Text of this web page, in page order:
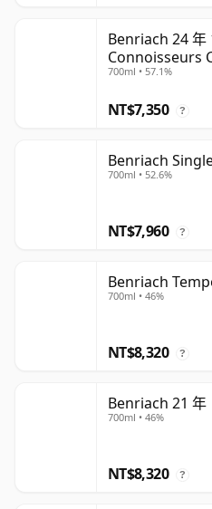
Benriach 24 年
Connoisseurs
700ml • 57.1%
NT$7,350 ?
Benriach
700ml • 52.6%
NT$7,960 ?
Benriach
700ml • 46%
NT$8,320 ?
Benriach 21 年
700ml • 46%
NT$8,320 ?